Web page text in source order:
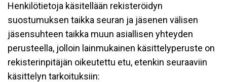
Henkilötietoja käsitellään rekisteröidyn
suostumuksen taikka seuran ja jäsenen välisen
jäsensuhteen taikka muun asiallisen yhteyden
perusteella, jolloin lainmukainen käsittelyperuste on
rekisterinpitäjän oikeutettu etu, etenkin seuraaviin
käsittelyn tarkoituksiin: